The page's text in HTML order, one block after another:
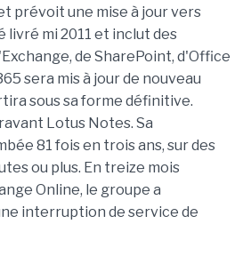
prévoit une mise à jour vers
livré mi 2011 et inclut des
de SharePoint, d'Office
sera mis à jour de nouveau
sous sa forme définitive.
Lotus Notes. Sa
81 fois en trois ans, sur des
ou plus. En treize mois
Online, le groupe a
interruption de service de